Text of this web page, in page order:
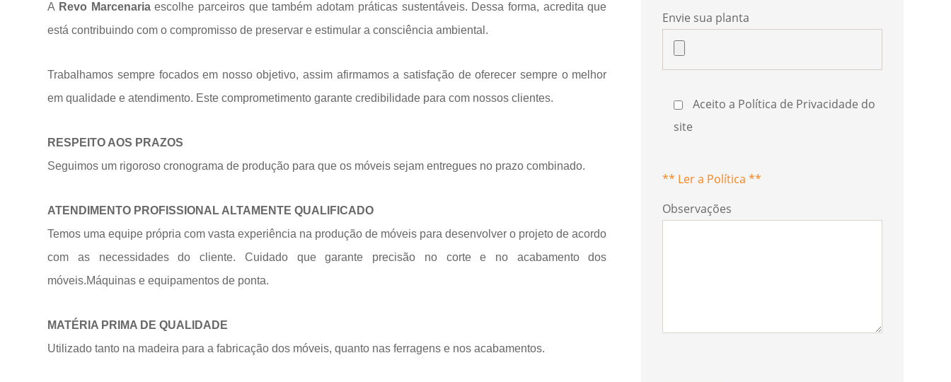
A Revo Marcenariaescolhe parceiros que também adotam práticas sustentáveis. Dessa forma, acredita que
está contribuindo com o compromisso de preservar e estimular a consciência ambiental.
Trabalhamos sempre focados em nosso objetivo, assim afirmamos a satisfação de oferecer sempre o melhor
em qualidade e atendimento. Este comprometimento garante credibilidade para com nossos clientes.
RESPEITO AOS PRAZOS
Seguimos um rigoroso cronograma de produção para que os móveis sejam entregues no prazo combinado.
ATENDIMENTO PROFISSIONAL ALTAMENTE QUALIFICADO
Temos uma equipe própria com vasta experiência na produção de móveis para desenvolver o projeto de acordo
com as necessidades do cliente. Cuidado que garante precisão no corte e no acabamento dos
móveis.Máquinas e equipamentos de ponta.
MATÉRIA PRIMA DE QUALIDADE
Utilizado tanto na madeira para a fabricação dos móveis, quanto nas ferragens e nos acabamentos.
Envie sua planta
Aceito a Política de Privacidade do
site
** Ler a Política **
Observações